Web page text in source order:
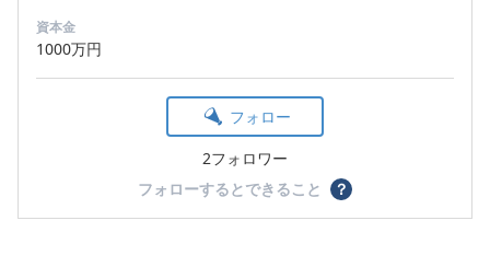
資本金
1000万円
フォロー
2フォロワー
フォローするとできること
？